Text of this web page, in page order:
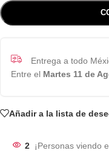
Entrega a todo
Entre el Martes 11 de
Añadir a la lista de
2 ¡Personas viendo